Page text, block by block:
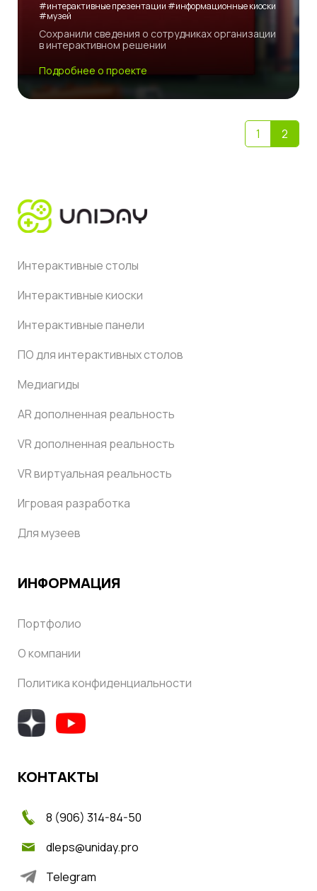
#интерактивные презентации #информационные киоски
#музей
Сохранили сведения о сотрудниках организации
в интерактивном решении
Подробнее о проекте
1 2
Интерактивные столы
Интерактивные киоски
Интерактивные панели
ПО для интерактивных столов
Медиагиды
AR дополненная реальность
VR дополненная реальность
VR виртуальная реальность
Игровая разработка
Для музеев
ИНФОРМАЦИЯ
Портфолио
О компании
Политика конфиденциальности
КОНТАКТЫ
8 (906) 314-84-50
dleps@uniday.pro
Telegram